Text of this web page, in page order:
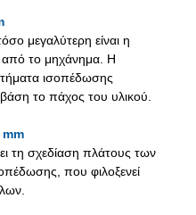
μεγαλύτερη είναι η
από το μηχάνημα. Η
ισοπέδωσης
το πάχος του υλικού.
mm
τη σχεδίαση πλάτους των
που φιλοξενεί